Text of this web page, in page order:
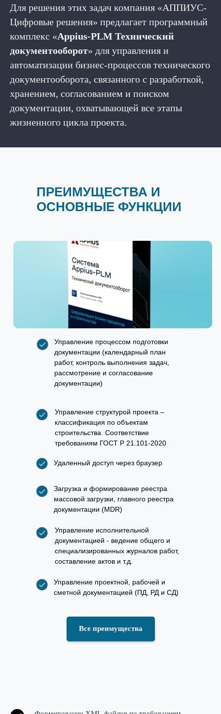
Для решения этих задач компания «АППИУС-
Цифровые решения» предлагает программный
комплекс «Appius-PLM Технический
документооборот» для управления и
автоматизации бизнес-процессов технического
документооборота, связанного с разработкой,
хранением, согласованием и поиском
документации, охватывающей все этапы
жизненного цикла проекта.
ПРЕИМУЩЕСТВА И
ОСНОВНЫЕ ФУНКЦИИ
Управление структурой проекта –
классификация по объектам
строительства. Соответствие
требованиям ГОСТ Р 21.101-2020
Управление процессом подготовки
документации (календарный план
работ, контроль выполнения задач,
рассмотрение и согласование
документации)
Загрузка и формирование реестра
массовой загрузки, главного реестра
документации (MDR)
Управление проектной, рабочей и
сметной документацией (ПД, РД и СД)
Управление исполнительной
документацией - ведение общего и
специализированных журналов работ,
составление актов и т.д.
Удаленный доступ через браузер
Все преимущества